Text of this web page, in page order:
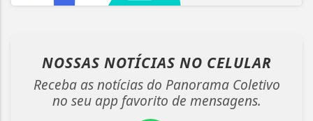
NOSSAS NOTÍCIAS NO CELULAR
Receba as notícias do Panorama Coletivo
no seu app favorito de mensagens.